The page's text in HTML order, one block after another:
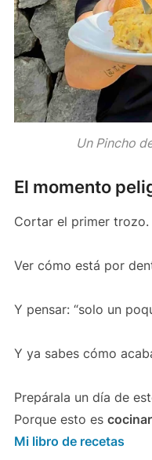
Un Pincho
El momento
Cortar el primer trozo.
Ver cómo está por
Y pensar: “solo un
Y ya sabes cómo
Prepárala un día de
Porque esto es
Mi libro de recetas